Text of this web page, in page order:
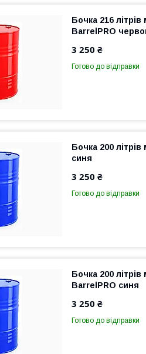
Бочка 216 літрів
BarrelPRO
3 250 ₴
Готово до відправки
Бочка 200
синя
3 250 ₴
Готово до відправки
Бочка 200
BarrelPRO синя
3 250 ₴
Готово до відправки